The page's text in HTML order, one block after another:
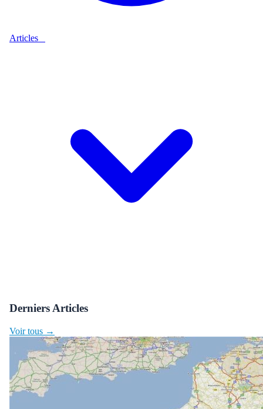
Articles
Derniers Articles
Voir tous →